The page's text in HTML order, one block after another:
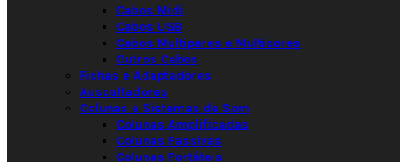
Cabos Midi
Cabos USB
Cabos Multipares e Multicores
Outros Cabos
Fichas e Adaptadores
Auscultadores
Colunas e Sistemas de Som
Colunas Amplificadas
Colunas Passivas
Colunas Portáteis